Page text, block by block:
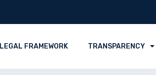
LEGAL FRAMEWORK TRANSPARENCY